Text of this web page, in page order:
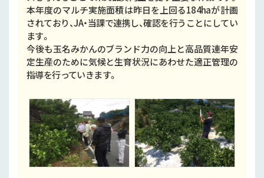
本年度のマルチ実施面積は昨日を上回る184haが計画
されており、JA・当課で連携し、確認を行うことにしてい
ます。
今後も玉名みかんのブランド力の向上と高品質連年安
定生産のために気候と生育状況にあわせた適正管理の
指導を行っていきます。